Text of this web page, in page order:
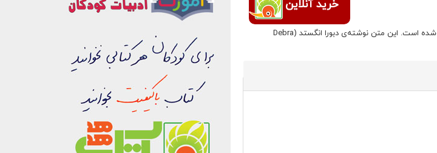
خرید آنلاین
سوگندنامه‌ی خواندن متنی زیبا برای علاقه‌مند کردن کودکان به خواندن است که در قطع A3 چاپ شده است. این متن نوشته‌ی دبورا انگستد (Debra